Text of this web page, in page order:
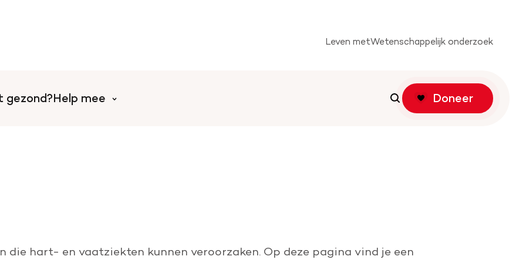
Leven metWetenschappelijk onderzoek
gezond?Help mee
Zoeken
Doneer
die hart- en vaatziekten kunnen veroorzaken. Op deze pagina vind je een